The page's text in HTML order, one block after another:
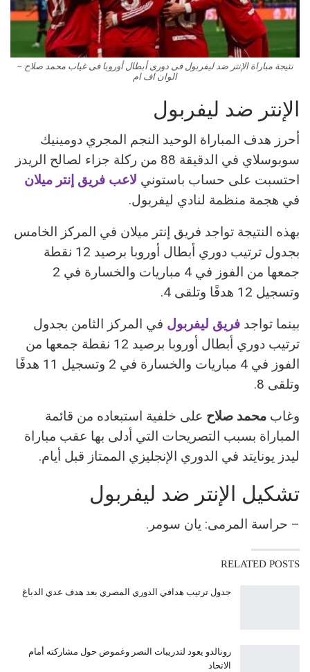
نتيجة مباراة الإنتر ضد ليفربول فى دورى أبطال أوروبا فى غياب محمد صلاح –
الوان اف ام
الإنتر ضد ليفربول
أحرز هدف المباراة الوحيد النجم المجري دومينيك
سوبوسلاي في الدقيقة 88 من ركلة جزاء لصالح الريدز
احتسبت على حساب باستوني لاعب فريق إنتر ميلان
في هجمة منظمة لنادي ليفربول.
بهذه النتيجة تواجد فريق إنتر ميلان في المركز الخامس
بجدول ترتيب دوري أبطال أوروبا برصيد 12 نقطة
جمعها من الفوز في 4 مباريات والخسارة في 2
وتسجيل 12 هدفًا وتلقى 4.
بينما تواجد فريق ليفربول في المركز الثامن بجدول
ترتيب دوري أبطال أوروبا برصيد 12 نقطة جمعها من
الفوز في 4 مباريات والخسارة في 2 وتسجيل 11 هدفًا
وتلقى 8.
وغاب محمد صلاح على خلفية استبعاده من قائمة
المباراة بسبب التصريحات التي أدلى بها عقب مباراة
ليدز يونايتد في الدوري الإنجليزي الممتاز قبل أيام.
تشكيل الإنتر ضد ليفربول
– حراسة المرمى: يان سومر.
RELATED POSTS
جدول ترتيب هدافي الدوري المصري بعد هدف عدي الدباغ
رونالدو يعود لتدريبات النصر وغموض حول مشاركته أمام
الاتحاد